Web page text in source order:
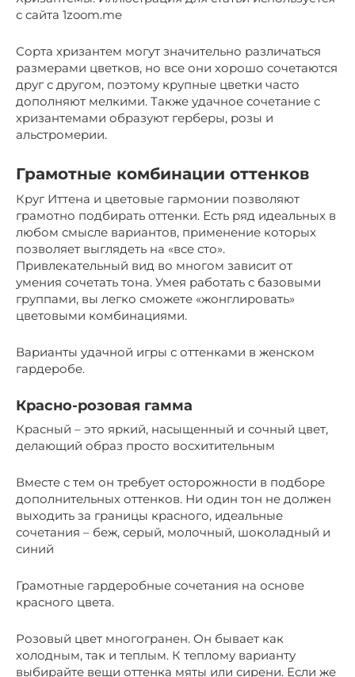
с сайта 1zoom.me
Сорта хризантем могут значительно различаться
размерами цветков, но все они хорошо сочетаются
друг с другом, поэтому крупные цветки часто
дополняют мелкими. Также удачное сочетание с
хризантемами образуют герберы, розы и
альстромерии.
Грамотные комбинации оттенков
Круг Иттена и цветовые гармонии позволяют
грамотно подбирать оттенки. Есть ряд идеальных в
любом смысле вариантов, применение которых
позволяет выглядеть на «все сто».
Привлекательный вид во многом зависит от
умения сочетать тона. Умея работать с базовыми
группами, вы легко сможете «жонглировать»
цветовыми комбинациями.
Варианты удачной игры с оттенками в женском
гардеробе.
Красно-розовая гамма
Красный – это яркий, насыщенный и сочный цвет,
делающий образ просто восхитительным
Вместе с тем он требует осторожности в подборе
дополнительных оттенков. Ни один тон не должен
выходить за границы красного, идеальные
сочетания – беж, серый, молочный, шоколадный и
синий
Грамотные гардеробные сочетания на основе
красного цвета.
Розовый цвет многогранен. Он бывает как
холодным, так и теплым. К теплому варианту
выбирайте вещи оттенка мяты или сирени. Если же